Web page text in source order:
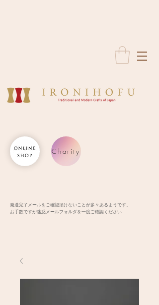
Charity
発送完了メールをご確認頂けないことが多々あるようです。
お手数ですが迷惑メールフォルダを一度ご確認ください​